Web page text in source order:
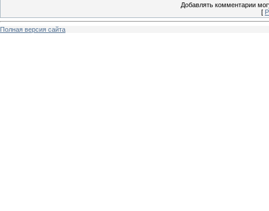
Добавлять комментарии
[
Полная версия сайта